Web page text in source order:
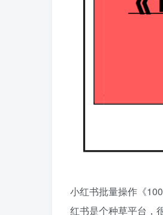
小红书批量操作《
红书是个种草平台，